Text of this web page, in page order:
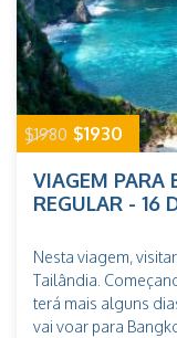
$1980 $1930
VIAGEM PARA
REGULAR - 16
Nesta viagem,
Tailândia.
terá mais alguns
vai voar para